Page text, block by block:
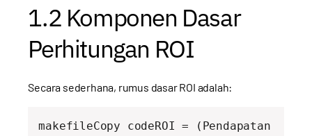
1.2 Komponen Dasar
Perhitungan ROI
Secara sederhana, rumus dasar ROI adalah:
makefileCopy codeROI = (Pendapatan